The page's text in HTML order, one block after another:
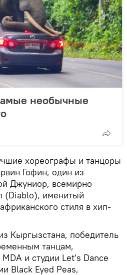
необычные
хореографы и танцоры
Гофин, один из
Джуниор, всемирно
(Diablo), именитый
стиля в хип-
Кыргызстана, победитель
танцам,
и студии Let's Dance
Black Eyed Peas,